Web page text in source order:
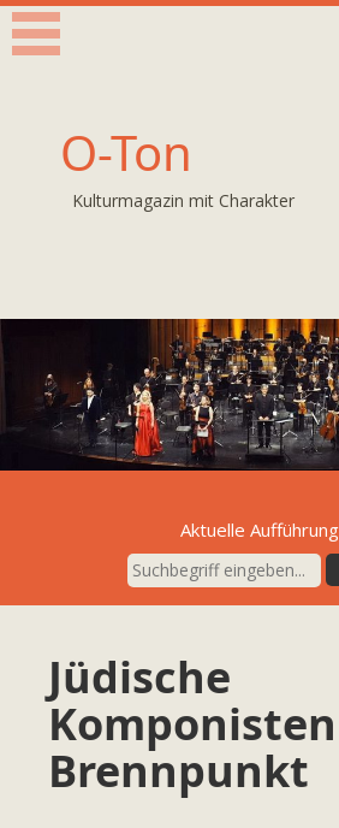
O-Ton
Kulturmagazin mit Charakter
Aktuelle
Jüdische
Brennpunkt